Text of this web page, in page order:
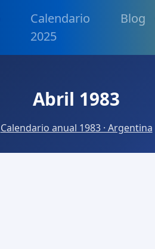
Calendario
2025
Blog
Abril 1983
Calendario anual 1983 · Argentina